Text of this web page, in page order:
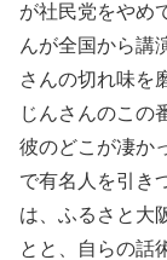
が社民党をやめ
んが全国から講
さんの切れ味を
じんさんのこの
彼のどこが凄か
で有名人を引き
は、ふるさと大
とと、自らの話